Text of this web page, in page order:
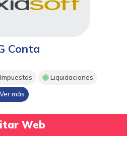
Conta
Impuestos Liquidaciones
Ver más
Web